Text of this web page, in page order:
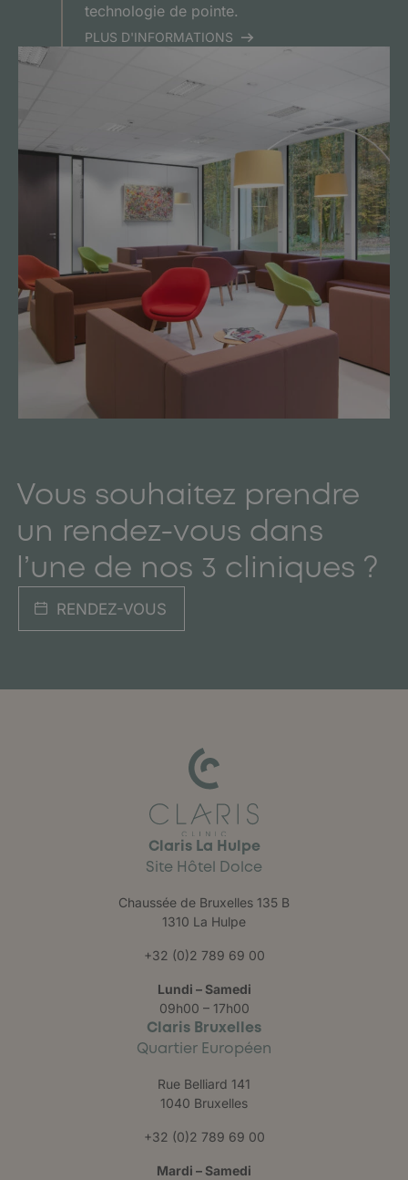
technologie de pointe.
PLUS D'INFORMATIONS
Vous souhaitez prendre
un rendez-vous dans
l’une de nos 3 cliniques ?
RENDEZ-VOUS
Claris La Hulpe
Site Hôtel Dolce
Chaussée de Bruxelles 135 B
1310 La Hulpe
+32 (0)2 789 69 00
Lundi – Samedi
09h00 – 17h00
Claris Bruxelles
Quartier Européen
Rue Belliard 141
1040 Bruxelles
+32 (0)2 789 69 00
Mardi – Samedi